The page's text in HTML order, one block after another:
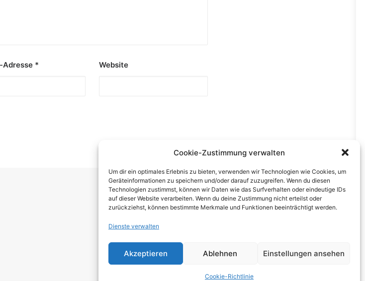
Cookie-Zustimmung verwalten
Um dir ein optimales Erlebnis zu bieten, verwenden wir Technologien wie Cookies, um
Geräteinformationen zu speichern und/oder darauf zuzugreifen. Wenn du diesen
Technologien zustimmst, können wir Daten wie das Surfverhalten oder eindeutige IDs
auf dieser Website verarbeiten. Wenn du deine Zustimmung nicht erteilst oder
zurückziehst, können bestimmte Merkmale und Funktionen beeinträchtigt werden.
Dienste verwalten
Akzeptieren Ablehnen Einstellungen ansehen
Cookie-Richtlinie
Adresse * Website
NEXT
Impressum